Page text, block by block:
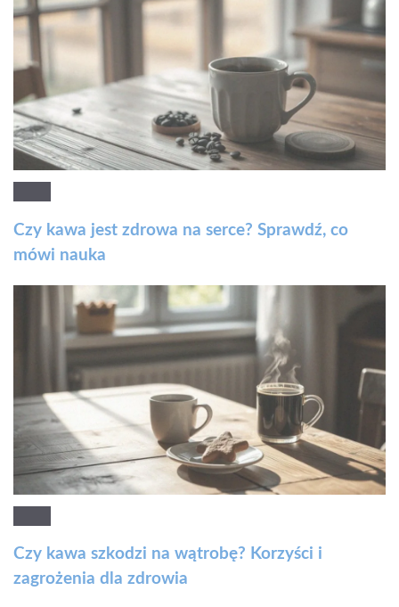
Czy kawa jest zdrowa na serce? Sprawdź, co
mówi nauka
Czy kawa szkodzi na wątrobę? Korzyści i
zagrożenia dla zdrowia